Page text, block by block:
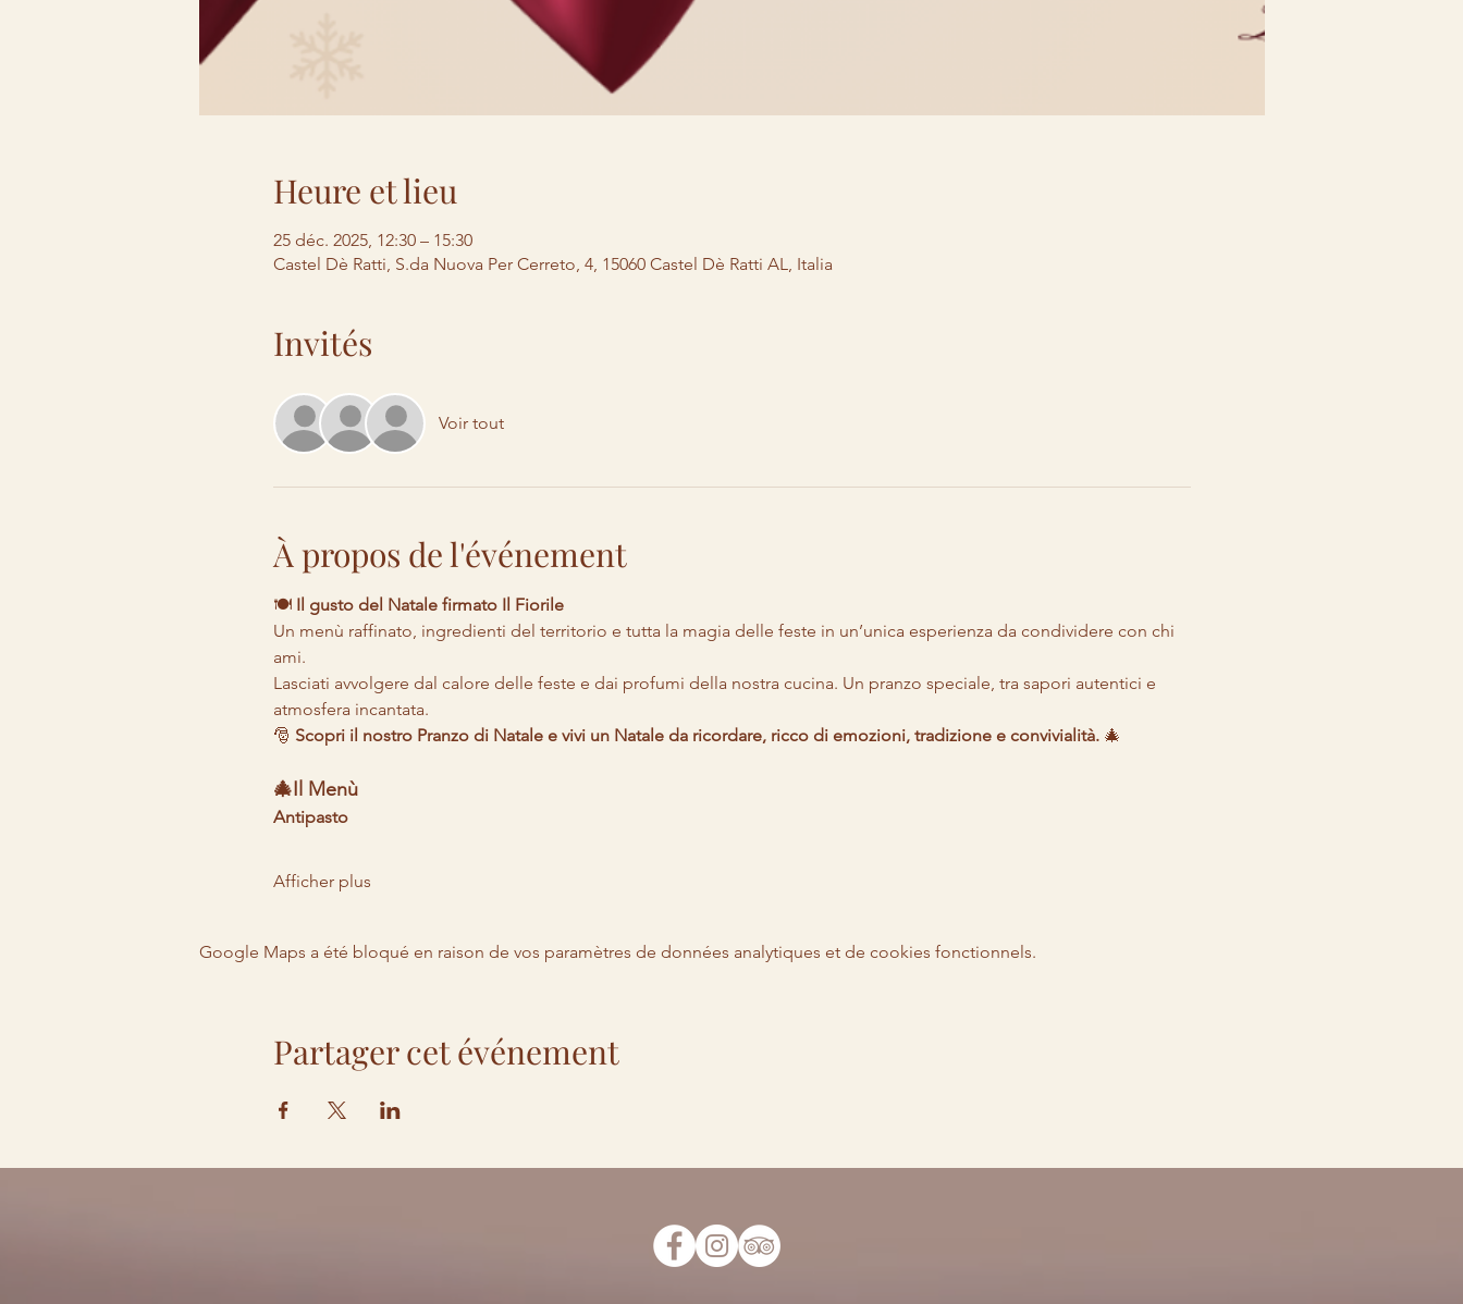
Heure et lieu
25 déc. 2025, 12:30 – 15:30
Castel Dè Ratti, S.da Nuova Per Cerreto, 4, 15060 Castel Dè Ratti AL, Italia
Invités
Voir tout
À propos de l'événement
🍽️ Il gusto del Natale firmato Il Fiorile
Un menù raffinato, ingredienti del territorio e tutta la magia delle feste in un’unica esperienza da condividere con chi
ami.
Lasciati avvolgere dal calore delle feste e dai profumi della nostra cucina. Un pranzo speciale, tra sapori autentici e
atmosfera incantata.
🎅 Scopri il nostro Pranzo di Natale e vivi un Natale da ricordare, ricco di emozioni, tradizione e convivialità. 🎄
🎄Il Menù
Antipasto
Afficher plus
Google Maps a été bloqué en raison de vos paramètres de données analytiques et de cookies fonctionnels.
Partager cet événement